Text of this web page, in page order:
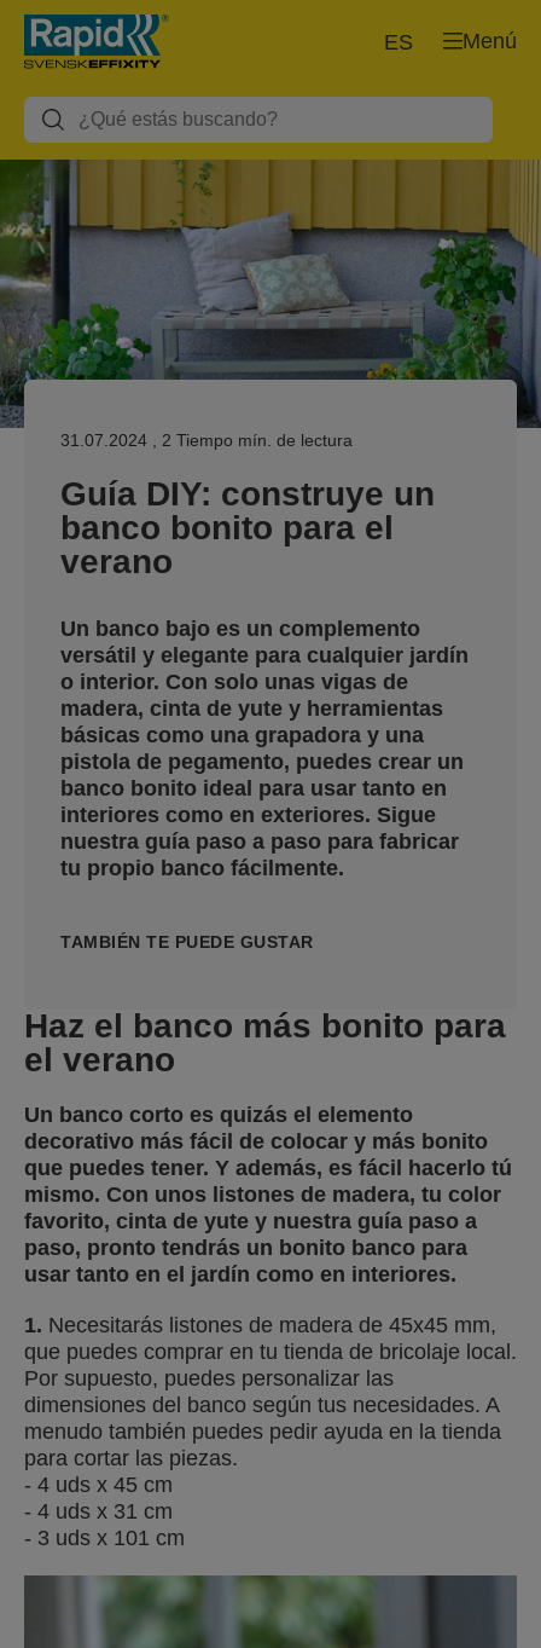
Menú
ES
31.07.2024 , 2 Tiempo mín. de lectura
Guía DIY: construye un
banco bonito para el
verano
Un banco bajo es un complemento
versátil y elegante para cualquier jardín
o interior. Con solo unas vigas de
madera, cinta de yute y herramientas
básicas como una grapadora y una
pistola de pegamento, puedes crear un
banco bonito ideal para usar tanto en
interiores como en exteriores. Sigue
nuestra guía paso a paso para fabricar
tu propio banco fácilmente.
TAMBIÉN TE PUEDE GUSTAR
Haz el banco más bonito para
el verano
Un banco corto es quizás el elemento
decorativo más fácil de colocar y más bonito
que puedes tener. Y además, es fácil hacerlo tú
mismo. Con unos listones de madera, tu color
favorito, cinta de yute y nuestra guía paso a
paso, pronto tendrás un bonito banco para
usar tanto en el jardín como en interiores.
1. Necesitarás listones de madera de 45x45 mm,
que puedes comprar en tu tienda de bricolaje local.
Por supuesto, puedes personalizar las
dimensiones del banco según tus necesidades. A
menudo también puedes pedir ayuda en la tienda
para cortar las piezas.
- 4 uds x 45 cm
- 4 uds x 31 cm
- 3 uds x 101 cm